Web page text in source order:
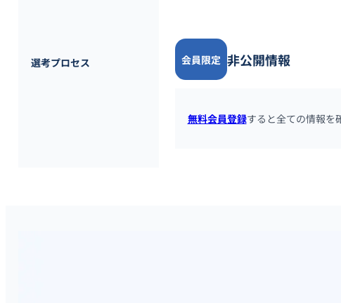
選考プロセス 会員限定 非公開情報
無料会員登録すると全ての情報を